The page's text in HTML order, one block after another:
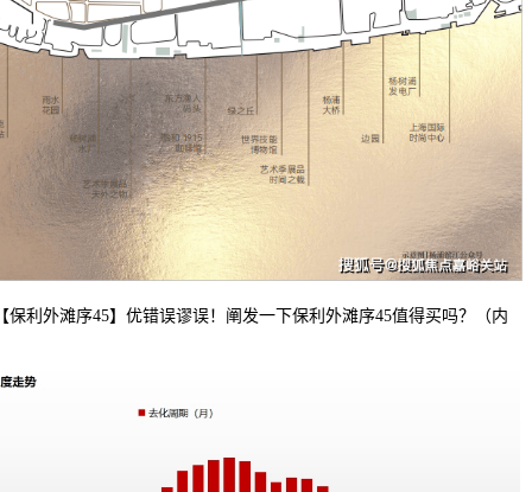
外滩序45】优错误谬误！阐发一下保利外滩序45值得买吗？（内